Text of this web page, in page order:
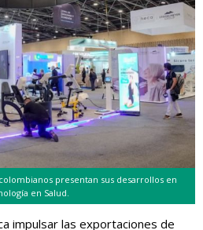
presentan sus desarrollos en
en Salud.
impulsar las exportaciones de